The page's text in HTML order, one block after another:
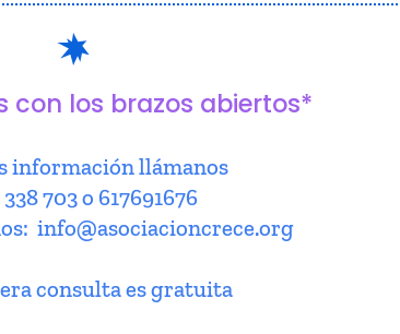
con los brazos abiertos*
información llámanos
703 o 617691676
info@asociacioncrece.org
consulta es gratuita